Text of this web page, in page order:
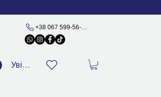
+38 067 599-56-77
Увійти